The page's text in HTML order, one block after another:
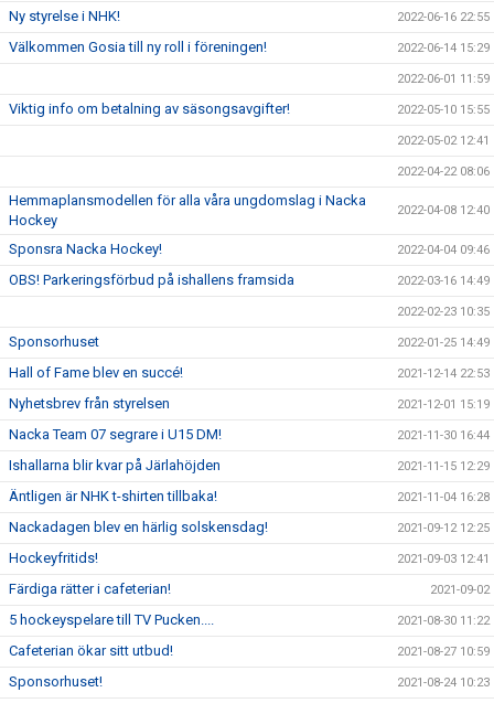
Ny styrelse i NHK! 2022-06-16 22:55
Välkommen Gosia till ny roll i föreningen! 2022-06-14 15:29
2022-06-01 11:59
Viktig info om betalning av säsongsavgifter! 2022-05-10 15:55
2022-05-02 12:41
2022-04-22 08:06
Hemmaplansmodellen för alla våra ungdomslag i Nacka
Hockey
2022-04-08 12:40
Sponsra Nacka Hockey! 2022-04-04 09:46
OBS! Parkeringsförbud på ishallens framsida 2022-03-16 14:49
2022-02-23 10:35
Sponsorhuset 2022-01-25 14:49
Hall of Fame blev en succé! 2021-12-14 22:53
Nyhetsbrev från styrelsen 2021-12-01 15:19
Nacka Team 07 segrare i U15 DM! 2021-11-30 16:44
Ishallarna blir kvar på Järlahöjden 2021-11-15 12:29
Äntligen är NHK t-shirten tillbaka! 2021-11-04 16:28
Nackadagen blev en härlig solskensdag! 2021-09-12 12:25
Hockeyfritids! 2021-09-03 12:41
Färdiga rätter i cafeterian! 2021-09-02
5 hockeyspelare till TV Pucken.... 2021-08-30 11:22
Cafeterian ökar sitt utbud! 2021-08-27 10:59
Sponsorhuset! 2021-08-24 10:23